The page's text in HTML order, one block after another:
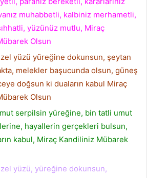
muhabbetli, kalbiniz merhametli,
yüzünüz mutlu, Miraç
Olsun
yüzü yüreğine dokunsun, şeytan
melekler başucunda olsun, güneş
doğsun ki duaların kabul Miraç
Olsun
serpilsin yüreğine, bin tatli umut
hayallerin gerçekleri bulsun,
kabul, Miraç Kandiliniz Mübarek
yüzü, yüreğine dokunsun,